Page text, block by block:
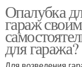
Опалубка
гараж
для гаража?